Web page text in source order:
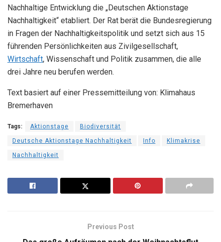
Nachhaltige Entwicklung die „Deutschen Aktionstage
Nachhaltigkeit“ etabliert. Der Rat berät die Bundesregierung
in Fragen der Nachhaltigkeitspolitik und setzt sich aus 15
führenden Persönlichkeiten aus Zivilgesellschaft,
Wirtschaft, Wissenschaft und Politik zusammen, die alle
drei Jahre neu berufen werden.
Text basiert auf einer Pressemitteilung von: Klimahaus
Bremerhaven
Tags: Aktionstage Biodiversität
Deutsche Aktionstage Nachhaltigkeit Info Klimakrise
Nachhaltigkeit
Previous Post